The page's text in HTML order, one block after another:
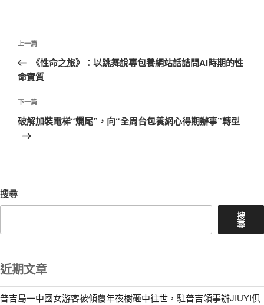
文
導
覽
上
一
篇
章
上一篇
《性命之旅》：以跳舞說專包養網站話詰問AI時期的性
命實質
下
一
下一篇
破解加裝電梯“爛尾”，向“全周台包養網心得期辦事”轉型
搜尋
搜
尋
近期文章
普吉島一中國女游客被傾覆年夜樹砸中往世，駐普吉領事辦JIUYI俱